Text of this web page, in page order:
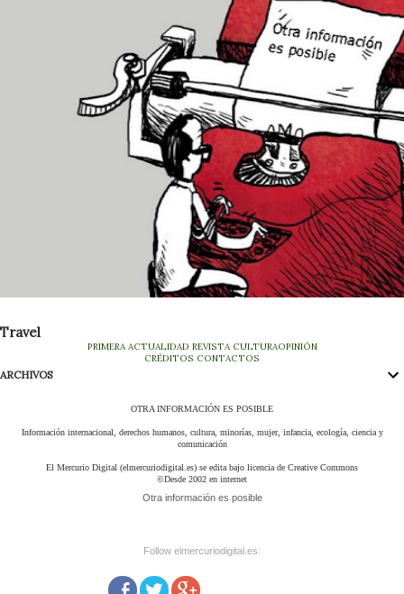
Travel
PRIMERA ACTUALIDAD REVISTA CULTURAOPINIÓN
CRÉDITOS CONTACTOS
ARCHIVOS
OTRA INFORMACIÓN ES POSIBLE
Información internacional, derechos humanos, cultura, minorías, mujer, infancia, ecología, ciencia y
comunicación
El Mercurio Digital (elmercuriodigital.es) se edita bajo licencia de Creative Commons
©Desde 2002 en internet
Otra información es posible
Follow elmercuriodigital.es: